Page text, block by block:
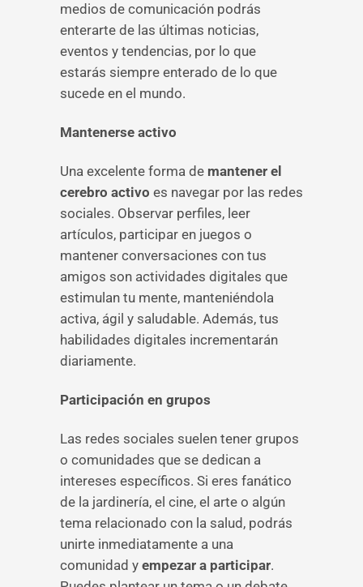
medios de comunicación podrás
enterarte de las últimas noticias,
eventos y tendencias, por lo que
estarás siempre enterado de lo que
sucede en el mundo.
Mantenerse activo
Una excelente forma de mantener el
cerebro activo es navegar por las redes
sociales. Observar perfiles, leer
artículos, participar en juegos o
mantener conversaciones con tus
amigos son actividades digitales que
estimulan tu mente, manteniéndola
activa, ágil y saludable. Además, tus
habilidades digitales incrementarán
diariamente.
Participación en grupos
Las redes sociales suelen tener grupos
o comunidades que se dedican a
intereses específicos. Si eres fanático
de la jardinería, el cine, el arte o algún
tema relacionado con la salud, podrás
unirte inmediatamente a una
comunidad y empezar a participar.